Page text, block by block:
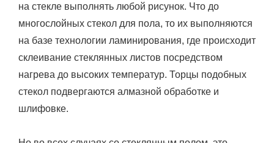
на стекле выполнять любой рисунок. Что до
многослойных стекол для пола, то их выполняются
на базе технологии ламинирования, где происходит
склеивание стеклянных листов посредством
нагрева до высоких температур. Торцы подобных
стекол подвергаются алмазной обработке и
шлифовке.